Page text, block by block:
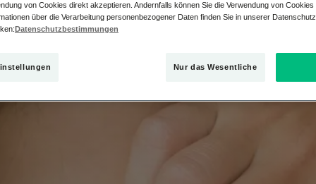
und Kleinkindalter auf und bleibt manchmal bis ins
von Cookies direkt akzeptieren. Andernfalls können Sie die Verwendung von Cookies
über die Verarbeitung personenbezogener Daten finden Sie in unserer
Datenschutzbestimmungen
Nur das Wesentliche